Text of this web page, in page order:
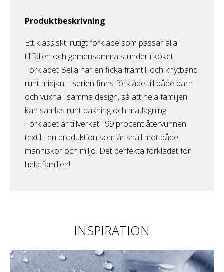
Produktbeskrivning
Ett klassiskt, rutigt förkläde som passar alla
tillfällen och gemensamma stunder i köket.
Förklädet Bella har en ficka framtill och knytband
runt midjan. I serien finns förkläde till både barn
och vuxna i samma design, så att hela familjen
kan samlas runt bakning och matlagning.
Förklädet är tillverkat i 99 procent återvunnen
textil– en produktion som är snäll mot både
människor och miljö. Det perfekta förklädet för
hela familjen!
INSPIRATION